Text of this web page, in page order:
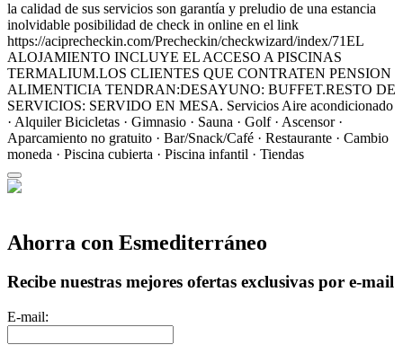
la calidad de sus servicios son garantía y preludio de una estancia
inolvidable posibilidad de check in online en el link
https://aciprecheckin.com/Precheckin/checkwizard/index/71EL
ALOJAMIENTO INCLUYE EL ACCESO A PISCINAS
TERMALIUM.LOS CLIENTES QUE CONTRATEN PENSION
ALIMENTICIA TENDRAN:DESAYUNO: BUFFET.RESTO DE
SERVICIOS: SERVIDO EN MESA. Servicios Aire acondicionado
· Alquiler Bicicletas · Gimnasio · Sauna · Golf · Ascensor ·
Aparcamiento no gratuito · Bar/Snack/Café · Restaurante · Cambio
moneda · Piscina cubierta · Piscina infantil · Tiendas
Ahorra con Esmediterráneo
Recibe nuestras mejores ofertas exclusivas por e-mail
E-mail: